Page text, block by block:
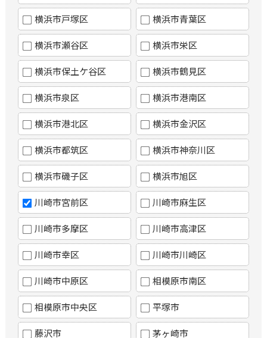
横浜市戸塚区 横浜市青葉区
横浜市瀬谷区 横浜市栄区
横浜市保土ケ谷区 横浜市鶴見区
横浜市泉区 横浜市港南区
横浜市港北区 横浜市金沢区
横浜市都筑区 横浜市神奈川区
横浜市磯子区 横浜市旭区
川崎市宮前区 川崎市麻生区
川崎市多摩区 川崎市高津区
川崎市幸区 川崎市川崎区
川崎市中原区 相模原市南区
相模原市中央区 平塚市
藤沢市 茅ヶ崎市